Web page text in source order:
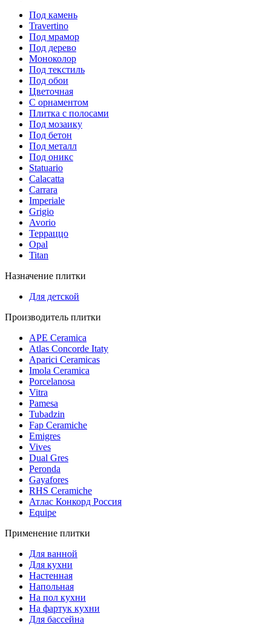
Под камень
Travertino
Под мрамор
Под дерево
Моноколор
Под текстиль
Под обои
Цветочная
С орнаментом
Плитка с полосами
Под мозаику
Под бетон
Под металл
Под оникс
Statuario
Calacatta
Carrara
Imperiale
Grigio
Avorio
Терраццо
Opal
Titan
Назначение плитки
Для детской
Производитель плитки
APE Ceramica
Atlas Concorde Itaty
Aparici Ceramicas
Imola Ceramica
Porcelanosa
Vitra
Pamesa
Tubadzin
Fap Ceramiche
Emigres
Vives
Dual Gres
Peronda
Gayafores
RHS Ceramiche
Атлас Конкорд Россия
Equipe
Применение плитки
Для ванной
Для кухни
Настенная
Напольная
На пол кухни
На фартук кухни
Для бассейна